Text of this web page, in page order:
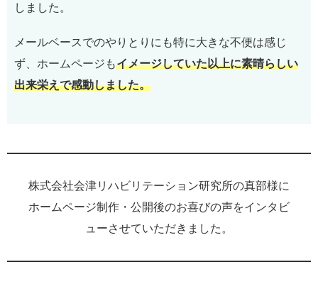
しました。
メールベースでのやりとりにも特に大きな不便は感じ
ず、ホームページもイメージしていた以上に素晴らしい
出来栄えで感動しました。
株式会社会津リハビリテーション研究所の真部様に
ホームページ制作・公開後のお喜びの声をインタビ
ューさせていただきました。